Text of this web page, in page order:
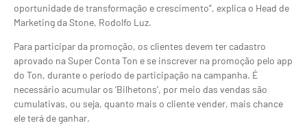
oportunidade de transformação e crescimento”, explica o Head de
Marketing da Stone, Rodolfo Luz.
Para participar da promoção, os clientes devem ter cadastro
aprovado na Super Conta Ton e se inscrever na promoção pelo app
do Ton, durante o período de participação na campanha. É
necessário acumular os ‘Bilhetons’, por meio das vendas são
cumulativas, ou seja, quanto mais o cliente vender, mais chance
ele terá de ganhar.